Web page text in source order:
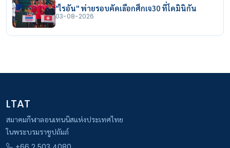
"ไรอัน" พ่ายรอบคัดเลือกศึกเจ30 ที่โดมินิกัน
03-08-2026
LTAT
สมาคมกีฬาลอนเทนนิสแห่งประเทศไทย
ในพระบรมราชูปถัมภ์